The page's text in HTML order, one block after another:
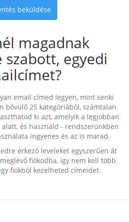
beküldése
magadnak
szabott, egyedi
email címed legyen, mint senki
bővülő 25 kategóriából, számtalan
ki azt, amelyik a legjobban
és használd - rendszerünkben
ingyenes és az is marad.
érkező leveleket egyszerűen át
fiókodba, így nem kell több
fiókból kezelheted címeidet.